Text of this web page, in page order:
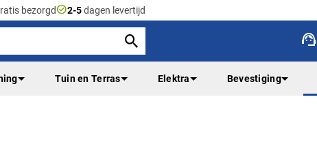
bezorgdcheck_circle2-5dagen levertijd
support_agent
Tuin en Terras Elektra Bevestiging